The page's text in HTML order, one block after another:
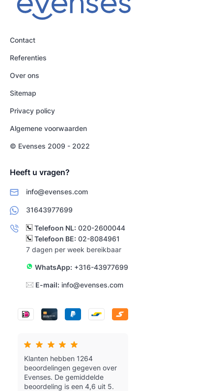
Contact
Referenties
Over ons
Sitemap
Privacy policy
Algemene voorwaarden
© Evenses 2009 - 2022
Heeft u vragen?
info@evenses.com
31643977699
Telefoon NL: 020-2600044
Telefoon BE: 02-8084961
7 dagen per week bereikbaar
WhatsApp: +316-43977699
E-mail: info@evenses.com
Klanten hebben 1264
beoordelingen gegeven over
Evenses. De gemiddelde
beoordeling is een 4,6 uit 5.